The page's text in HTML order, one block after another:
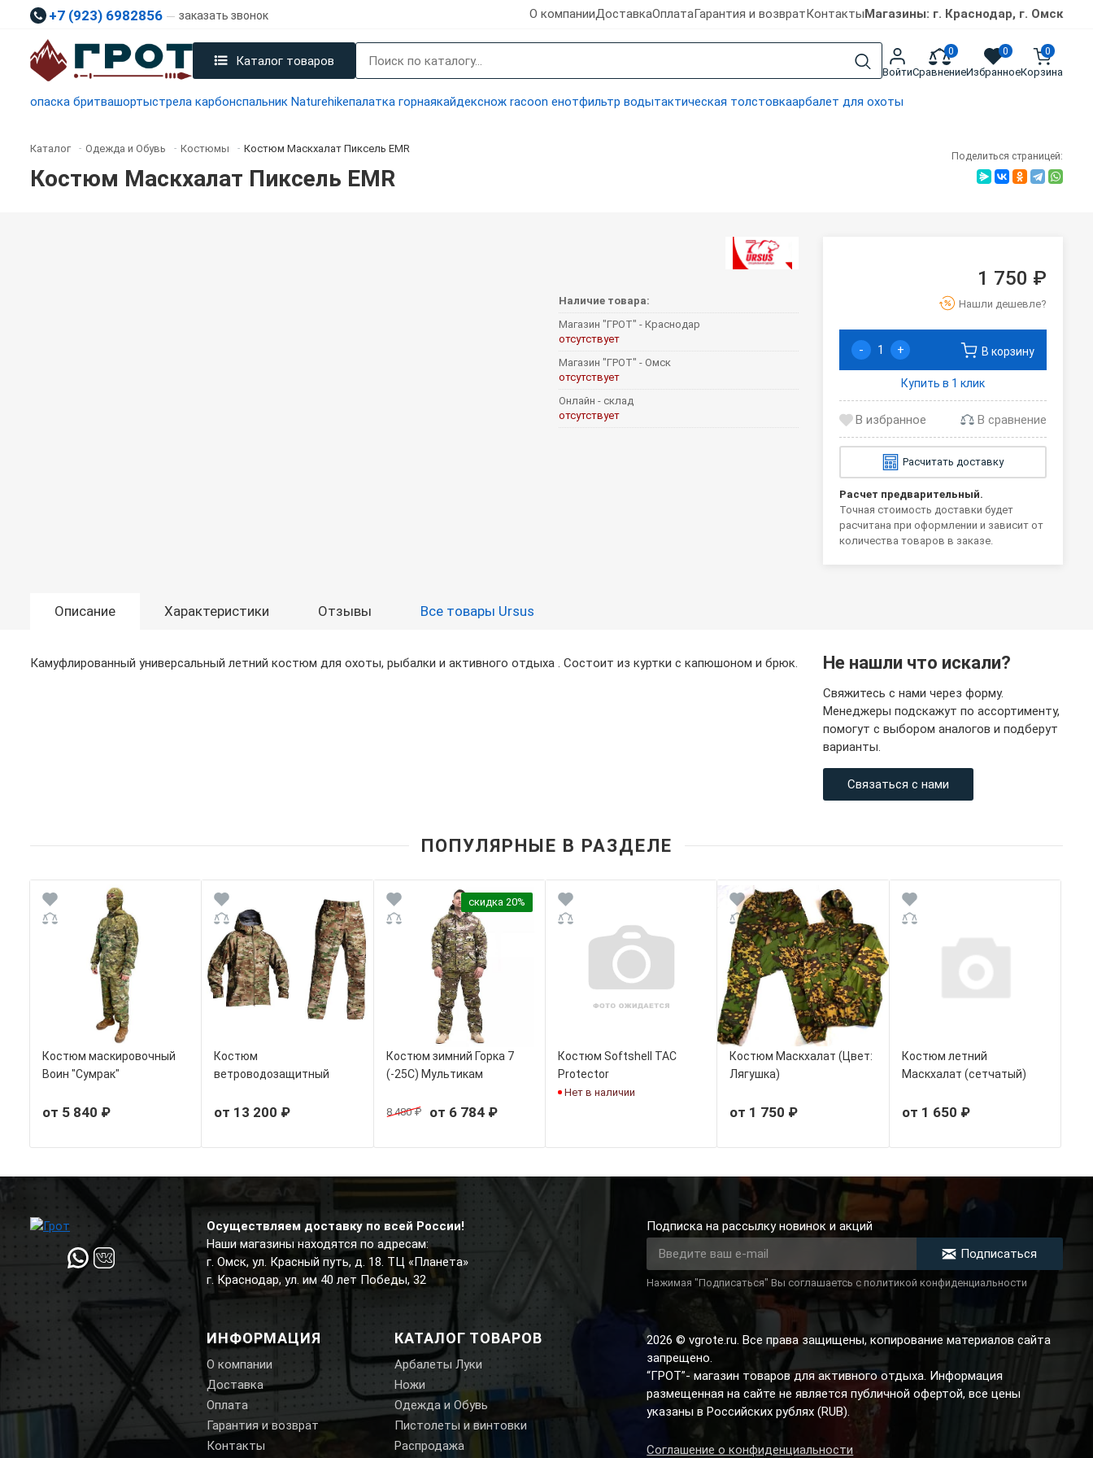
+7 (923) 6982856 заказать звонок О компанииДоставкаОплатаГарантия и возвратКонтактыМагазины: г. Краснодар, г. Омск
Каталог товаров
Войти
0
Сравнение
0
Избранное
0
Корзина
опаска бритвашортыстрела карбонспальник Naturehikeпалатка горнаякайдекснож racoon енотфильтр водытактическая толстовкаарбалет для охоты
Каталог - Одежда и Обувь - Костюмы - Костюм Маскхалат Пиксель EMR
Костюм Маскхалат Пиксель EMR
Поделиться страницей:
Наличие товара:
Магазин "ГРОТ" - Краснодар
отсутствует
Магазин "ГРОТ" - Омск
отсутствует
Онлайн - склад
отсутствует
1 750 ₽
Нашли дешевле?
- + В корзину
Купить в 1 клик
В сравнение
Расчитать доставку
Расчет предварительный.
Точная стоимость доставки будет
расчитана при оформлении и зависит от
количества товаров в заказе.
Описание Характеристики Отзывы Все товары Ursus
Камуфлированный универсальный летний костюм для охоты, рыбалки и активного отдыха . Состоит из куртки с капюшоном и брюк. Не нашли что искали?
Свяжитесь с нами через форму.
Менеджеры подскажут по ассортименту,
помогут с выбором аналогов и подберут
варианты.
Связаться с нами
ПОПУЛЯРНЫЕ В РАЗДЕЛЕ
Костюм маскировочный
Воин "Сумрак"
от 5 840 ₽
Костюм
ветроводозащитный
от 13 200 ₽
скидка 20%
Костюм зимний Горка 7
(-25С) Мультикам
8 480 ₽ от 6 784 ₽
Костюм Softshell TAC
Protector
Нет в наличии
Костюм Маскхалат (Цвет:
Лягушка)
от 1 750 ₽
Костюм летний
Маскхалат (сетчатый)
от 1 650 ₽
Осуществляем доставку по всей России!
Наши магазины находятся по адресам:
г. Омск, ул. Красный путь, д. 18. ТЦ «Планета»
г. Краснодар, ул. им 40 лет Победы, 32
ИНФОРМАЦИЯ
О компании
Доставка
Оплата
Гарантия и возврат
Контакты
КАТАЛОГ ТОВАРОВ
Арбалеты Луки
Ножи
Одежда и Обувь
Пистолеты и винтовки
Распродажа
Подписка на рассылку новинок и акций
Подписаться
Нажимая "Подписаться" Вы соглашаетсь с политикой конфиденциальности
2026 © vgrote.ru. Все права защищены, копирование материалов сайта
запрещено.
“ГРОТ”- магазин товаров для активного отдыха. Информация
размещенная на сайте не является публичной офертой, все цены
указаны в Российских рублях (RUB).
Соглашение о конфиденциальности